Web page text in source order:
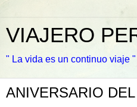
VIAJERO
" La vida es un continuo viaje "
ANIVERSARIO